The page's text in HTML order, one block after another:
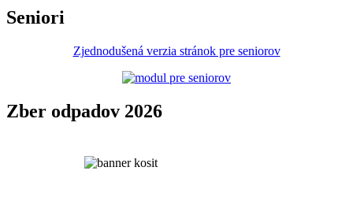
Seniori
Zjednodušená verzia stránok pre seniorov
Zber odpadov 2026